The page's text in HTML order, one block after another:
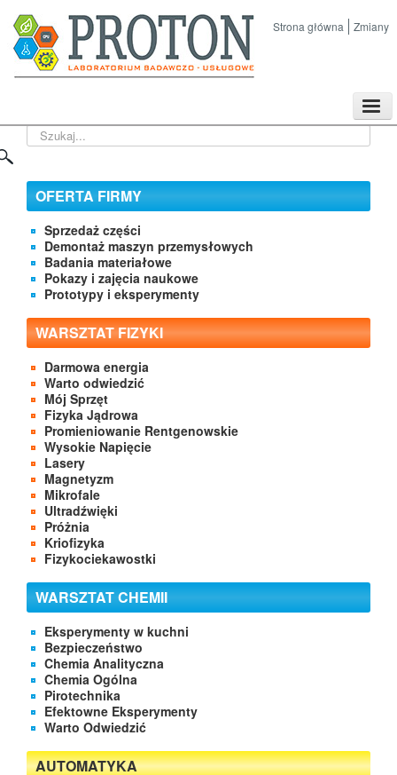
Strona główna Zmiany
Kontakt
Szukaj...
OFERTA FIRMY
Sprzedaż części
Demontaż maszyn przemysłowych
Badania materiałowe
Pokazy i zajęcia naukowe
Prototypy i eksperymenty
WARSZTAT FIZYKI
Darmowa energia
Warto odwiedzić
Mój Sprzęt
Fizyka Jądrowa
Promieniowanie Rentgenowskie
Wysokie Napięcie
Lasery
Magnetyzm
Mikrofale
Ultradźwięki
Próżnia
Kriofizyka
Fizykociekawostki
WARSZTAT CHEMII
Eksperymenty w kuchni
Bezpieczeństwo
Chemia Analityczna
Chemia Ogólna
Pirotechnika
Efektowne Eksperymenty
Warto Odwiedzić
AUTOMATYKA